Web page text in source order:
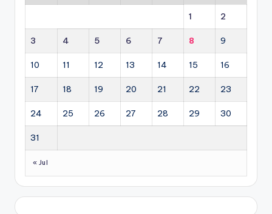
1 2
3 4 5 6 7 8 9
10 11 12 13 14 15 16
17 18 19 20 21 22 23
24 25 26 27 28 29 30
31
« Jul